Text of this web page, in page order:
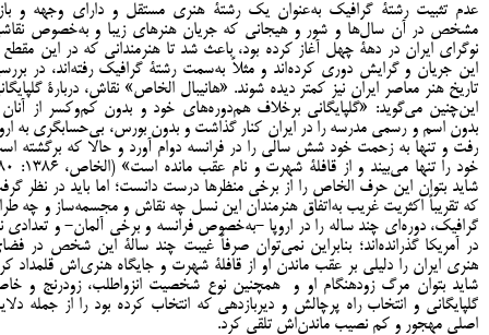
عدم تثبیت رشتۀ گرافیک به‌عنوان یک رشتۀ هنری مستقل و دارای وجهه و
مشخص در آن سال‌ها و شور و هیجانی که جریان هنرهای زیبا و به‌خصوص
نوگرای ایران در دهۀ چهل آغاز کرده بود، باعث شد تا هنرمندانی که در این مقطع
این جریان و گرایش دوری کرده‌اند و مثلاً به‌سمت رشتۀ گرافیک رفته‌اند، در
تاریخ هنر معاصر ایران نیز کمتر دیده شوند. «هانیبال الخاص» نقاش، دربارۀ
این‌چنین می‌گوید: «گلپایگانی برخلاف هم‌دوره‌های خود و بدون کم‌وکسر از
بدون اسم و رسمی مدرسه را در ایران کنار گذاشت و بدون بورس، بی‌حسابگری به
رفت و تنها به ‌زحمت خود شش سالی را در فرانسه دوام آورد و حالا که برگشته
شاید بتوان این حرف الخاص را از برخی منظرها درست دانست؛ اما باید در نظر
که تقریباً اکثریت غریب به‌اتفاق هنرمندان این نسل چه نقاش و مجسمه‌ساز و چه
گرافیک، دوره‌ای چند ساله را در اروپا -به‌خصوص فرانسه و برخی آلمان- و تعدادی
در آمریکا گذرانده‌اند؛ بنابراین نمی‌توان صرفاً غیبت چند سالۀ این شخص در
هنری ایران را دلیلی بر عقب ماندن او از قافلۀ شهرت و جایگاه هنری‌اش قلمداد
شاید بتوان مرگ زودهنگام او و همچنین نوع شخصیت انزواطلب، زودرنج و
گلپایگانی و انتخاب راه پرچالش و دیربازدهی که انتخاب کرده بود را از جمله
اصلی مهجور و کم نصیب ماندن‌اش تلقی کرد.